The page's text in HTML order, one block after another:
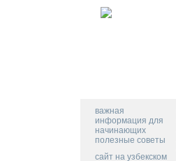
важная
информация для
начинающих
полезные советы
сайт на узбекском